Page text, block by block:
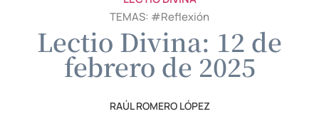
TEMAS: #Reflexión
Lectio Divina: 12 de
febrero de 2025
RAÚL ROMERO LÓPEZ